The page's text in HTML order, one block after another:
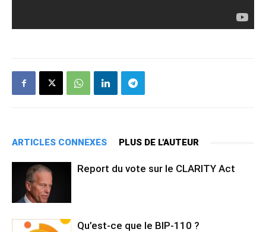
ARTICLES CONNEXES PLUS DE L'AUTEUR
Report du vote sur le CLARITY Act
Qu’est-ce que le BIP-110 ?